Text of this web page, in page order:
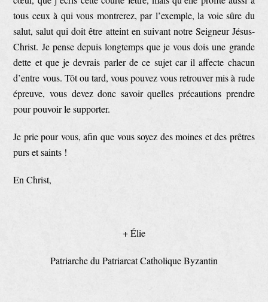
tous ceux à qui vous montrerez, par l’exemple, la voie sûre du
salut, salut qui doit être atteint en suivant notre Seigneur Jésus-
Christ. Je pense depuis longtemps que je vous dois une grande
dette et que je devrais parler de ce sujet car il affecte chacun
d’entre vous. Tôt ou tard, vous pouvez vous retrouver mis à rude
épreuve, vous devez donc savoir quelles précautions prendre
pour pouvoir le supporter.
Je prie pour vous, afin que vous soyez des moines et des prêtres
purs et saints !
En Christ,
+ Élie
Patriarche du Patriarcat Catholique Byzantin